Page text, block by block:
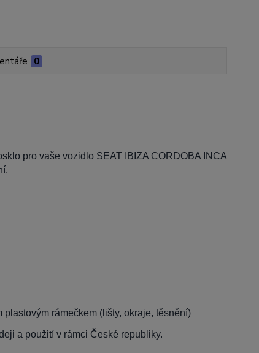
0
pro vaše vozidlo SEAT IBIZA CORDOBA INCA
rámečkem (lišty, okraje, těsnění)
a použití v rámci České republiky.